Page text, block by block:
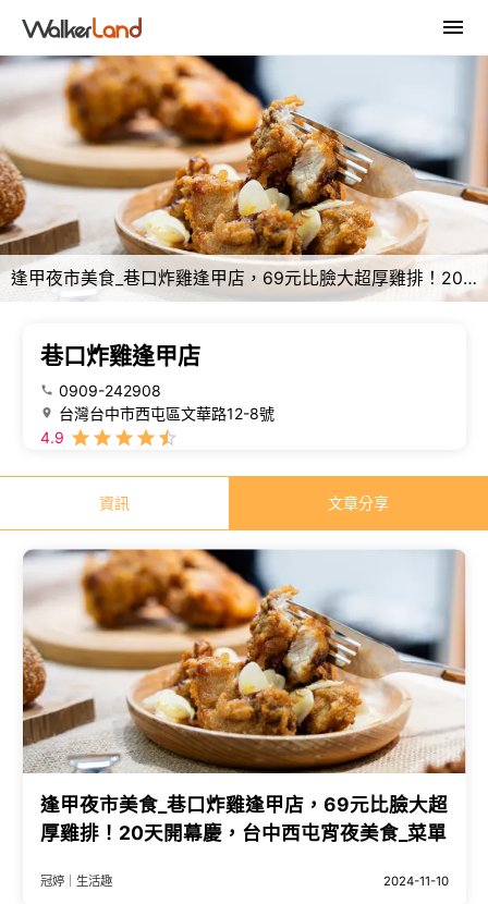
逢甲夜市美食_巷口炸雞逢甲店，69元比臉大超厚雞排！20天開幕慶，台中西屯宵夜美食_菜單
巷口炸雞逢甲店
0909-242908
台灣台中市西屯區文華路12-8號
4.9
資訊 文章分享
逢甲夜市美食_巷口炸雞逢甲店，69元比臉大超
厚雞排！20天開幕慶，台中西屯宵夜美食_菜單
冠婷｜生活趣 2024-11-10